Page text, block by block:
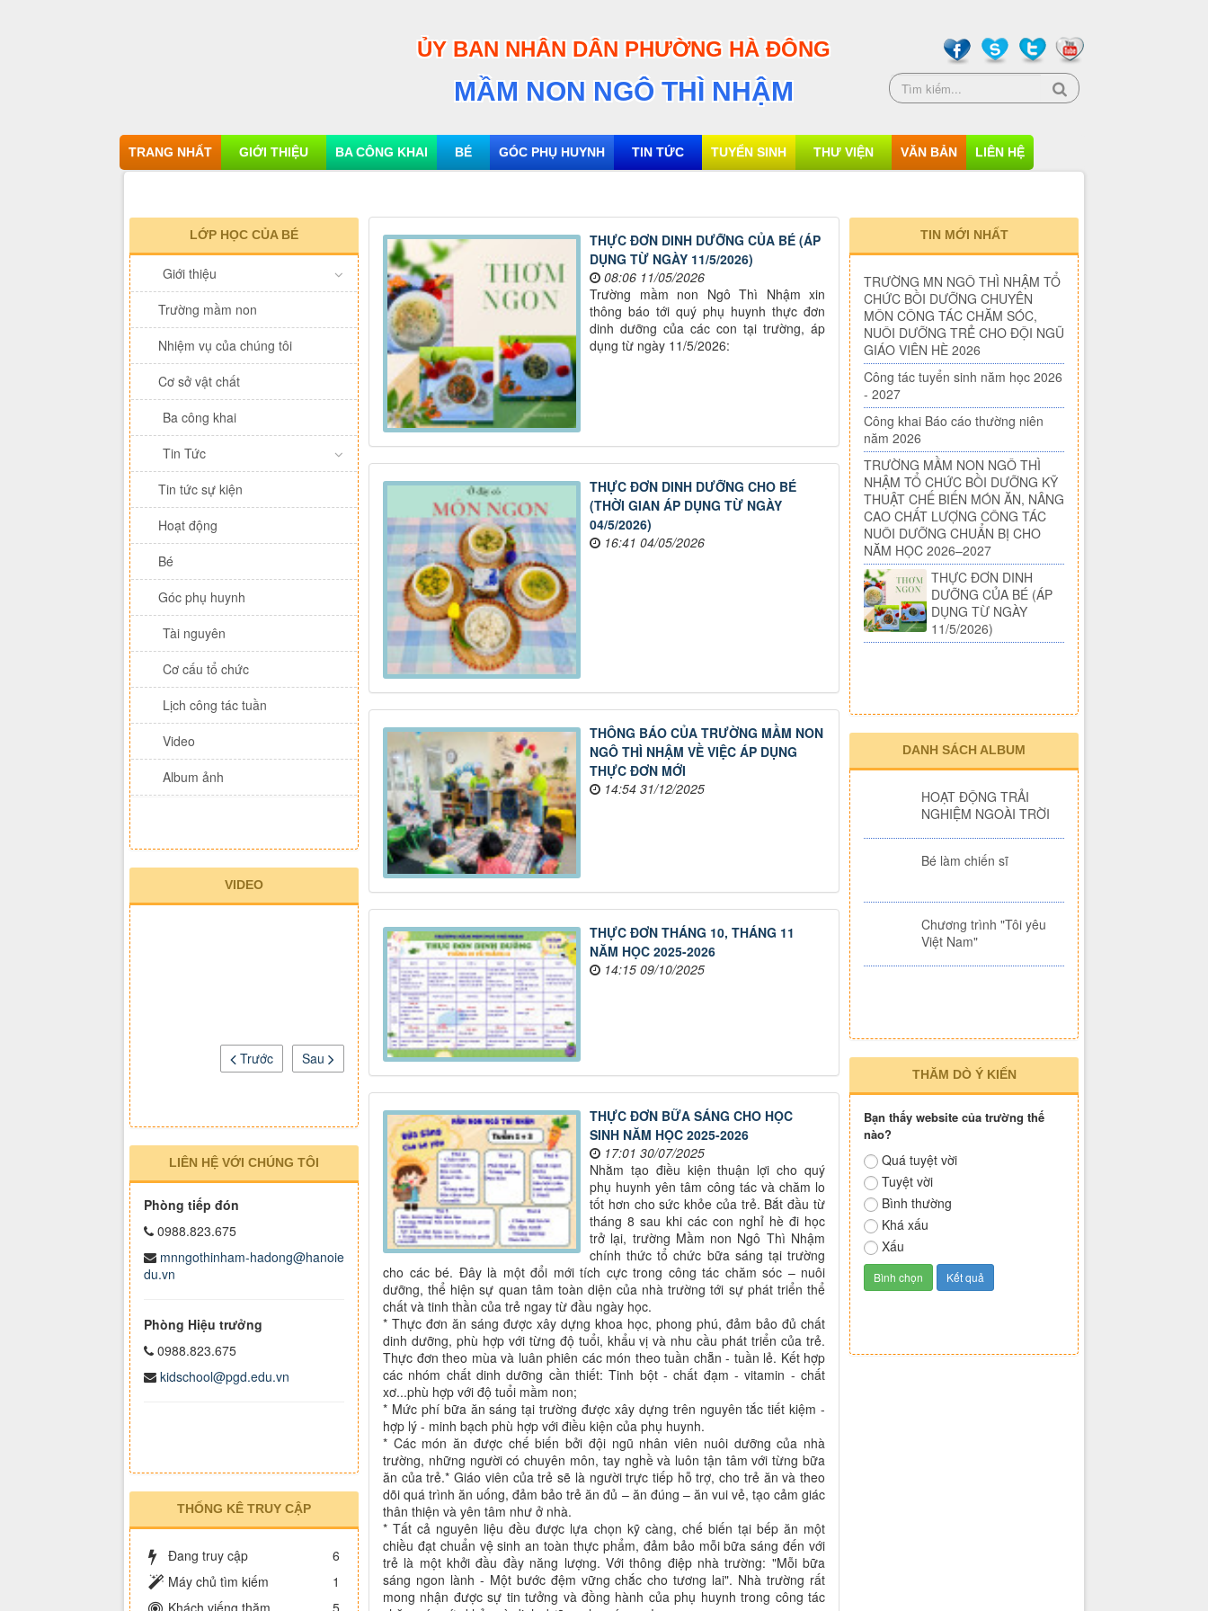
ỦY BAN NHÂN DÂN PHƯỜNG HÀ ĐÔNG
MẦM NON NGÔ THÌ NHẬM
TRANG NHẤT GIỚI THIỆU BA CÔNG KHAI BÉ GÓC PHỤ HUYNH TIN TỨC TUYỂN SINH THƯ VIỆN VĂN BẢN LIÊN HỆ
THỰC ĐƠN DINH DƯỠNG CỦA BÉ (ÁP
DỤNG TỪ NGÀY 11/5/2026)
08:06 11/05/2026
Trường mầm non Ngô Thì Nhậm xin
thông báo tới quý phụ huynh thực đơn
dinh dưỡng của các con tại trường, áp
dụng từ ngày 11/5/2026:
THỰC ĐƠN DINH DƯỠNG CHO BÉ
(THỜI GIAN ÁP DỤNG TỪ NGÀY
04/5/2026)
16:41 04/05/2026
THÔNG BÁO CỦA TRƯỜNG MẦM NON
NGÔ THÌ NHẬM VỀ VIỆC ÁP DỤNG
THỰC ĐƠN MỚI
14:54 31/12/2025
THỰC ĐƠN THÁNG 10, THÁNG 11
NĂM HỌC 2025-2026
14:15 09/10/2025
THỰC ĐƠN BỮA SÁNG CHO HỌC
SINH NĂM HỌC 2025-2026
17:01 30/07/2025
Nhằm tạo điều kiện thuận lợi cho quý
phụ huynh yên tâm công tác và chăm lo
tốt hơn cho sức khỏe của trẻ. Bắt đầu từ
tháng 8 sau khi các con nghỉ hè đi học
trở lại, trường Mầm non Ngô Thì Nhậm
chính thức tổ chức bữa sáng tại trường
cho các bé. Đây là một đổi mới tích cực trong công tác chăm sóc – nuôi
dưỡng, thể hiện sự quan tâm toàn diện của nhà trường tới sự phát triển thể
chất và tinh thần của trẻ ngay từ đầu ngày học.
* Thực đơn ăn sáng được xây dựng khoa học, phong phú, đảm bảo đủ chất
dinh dưỡng, phù hợp với từng độ tuổi, khẩu vị và nhu cầu phát triển của trẻ.
Thực đơn theo mùa và luân phiên các món theo tuần chẵn - tuần lẻ. Kết hợp
các nhóm chất dinh dưỡng cần thiết: Tinh bột - chất đạm - vitamin - chất
xơ...phù hợp với độ tuổi mầm non;
* Mức phí bữa ăn sáng tại trường được xây dựng trên nguyên tắc tiết kiệm -
hợp lý - minh bạch phù hợp với điều kiện của phụ huynh.
* Các món ăn được chế biến bởi đội ngũ nhân viên nuôi dưỡng của nhà
trường, những người có chuyên môn, tay nghề và luôn tận tâm với từng bữa
ăn của trẻ.* Giáo viên của trẻ sẽ là người trực tiếp hỗ trợ, cho trẻ ăn và theo
dõi quá trình ăn uống, đảm bảo trẻ ăn đủ – ăn đúng – ăn vui vẻ, tạo cảm giác
thân thiện và yên tâm như ở nhà.
* Tất cả nguyên liệu đều được lựa chọn kỹ càng, chế biến tại bếp ăn một
chiều đạt chuẩn vệ sinh an toàn thực phẩm, đảm bảo mỗi bữa sáng đến với
trẻ là một khởi đầu đầy năng lượng. Với thông điệp nhà trường: "Mỗi bữa
sáng ngon lành - Một bước đệm vững chắc cho tương lai". Nhà trường rất
mong nhận được sự tin tưởng và đồng hành của phụ huynh trong công tác
TIN MỚI NHẤT
TRƯỜNG MN NGÔ
THÌ NHẬM TỔ CHỨC
BỒI DƯỠNG CHUYÊN
MÔN CÔNG TÁC CHĂM SÓC,
NUÔI DƯỠNG TRẺ CHO ĐỘI NGŨ
GIÁO VIÊN HÈ 2026
năm học 2026 - 2027
thường niên năm 2026
TRƯỜNG MẦM NON
NGÔ THÌ NHẬM TỔ
CHỨC BỒI DƯỠNG KỸ
THUẬT CHẾ BIẾN MÓN ĂN, NÂNG
CAO CHẤT LƯỢNG CÔNG TÁC
NUÔI DƯỠNG CHUẨN BỊ CHO
NĂM HỌC 2026–2027
THỰC ĐƠN DINH
DƯỠNG CỦA BÉ (ÁP
DANH SÁCH ALBUM
NGHIỆM NGOÀI TRỜI
THĂM DÒ Ý KIẾN
Bạn thấy website của trường thế
nào?
Quá tuyệt vời
Tuyệt vời
Bình thường
Khá xấu
Xấu
LỚP HỌC CỦA BÉ
Giới thiệu
Trường mầm non
Nhiệm vụ của chúng tôi
Cơ sở vật chất
Ba công khai
Tin Tức
Tin tức sự kiện
Hoạt động
Bé
Góc phụ huynh
Tài nguyên
Cơ cấu tổ chức
Lịch công tác tuần
Video
Album ảnh
VIDEO
Sau
Trước
LIÊN HỆ VỚI CHÚNG TÔI
Phòng tiếp đón
0988.823.675
mnngothinham-hadong@hanoie
du.vn
Phòng Hiệu trưởng
0988.823.675
kidschool@pgd.edu.vn
THỐNG KÊ TRUY CẬP
Đang truy cập
6
Máy chủ tìm kiếm
1
Khách viếng thăm
5